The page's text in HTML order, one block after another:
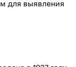
для выявления